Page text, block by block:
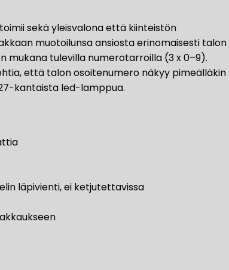
sekä yleisvalona että kiinteistön
muotoilunsa ansiosta erinomaisesti talon
mukana tulevilla numerotarroilla (3 x 0–9).
että talon osoitenumero näkyy pimeälläkin
kantaista led-lamppua.
läpivienti, ei ketjutettavissa